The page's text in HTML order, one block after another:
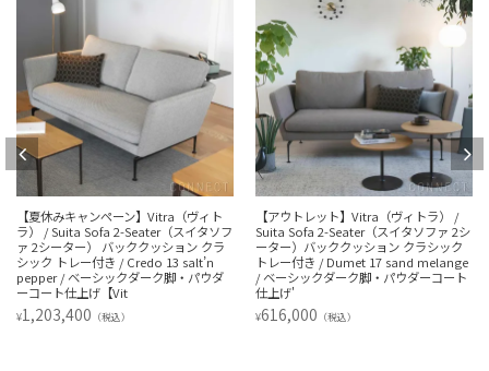
【アウトレット】Vitra（ヴィトラ） /
Suita Sofa 2-Seater（スイタソファ 2シ
ーター）バッククッション クラシック
トレー付き / Dumet 17 sand melange
/ ベーシックダーク脚・パウダーコート
仕上げ'
¥616,000（税込）
【夏休みキャンペーン】Vitra（ヴィト
ラ） / Suita Sofa 2-Seater（スイタソフ
ァ 2シーター） バッククッション クラ
シック トレー付き / Dumet 17 sand
melange / ベーシックダーク脚・パウ
ダーコート仕上げ【Vitr
¥1,092,300（税込）